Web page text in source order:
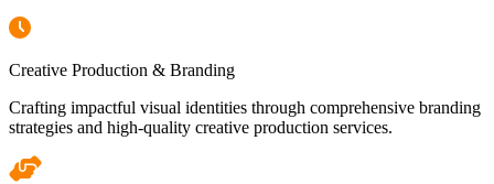
Creative Production & Branding
Crafting impactful visual identities through comprehensive branding
strategies and high-quality creative production services.